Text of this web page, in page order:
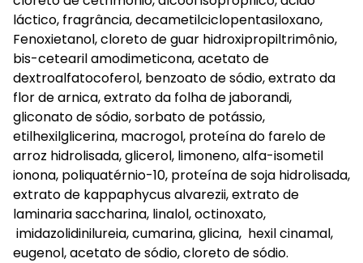
láctico, fragrância, decametilciclopentasiloxano,
Fenoxietanol, cloreto de guar hidroxipropiltrimônio,
bis-cetearil amodimeticona, acetato de
dextroalfatocoferol, benzoato de sódio, extrato da
flor de arnica, extrato da folha de jaborandi,
gliconato de sódio, sorbato de potássio,
etilhexilglicerina, macrogol, proteína do farelo de
arroz hidrolisada, glicerol, limoneno, alfa-isometil
ionona, poliquatérnio-10, proteína de soja hidrolisada,
extrato de kappaphycus alvarezii, extrato de
laminaria saccharina, linalol, octinoxato,
imidazolidinilureia, cumarina, glicina, hexil cinamal,
eugenol, acetato de sódio, cloreto de sódio.